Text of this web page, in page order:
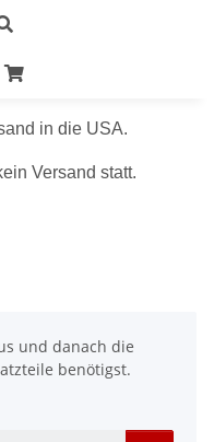
in die USA.
Versand statt.
und danach die
benötigst.